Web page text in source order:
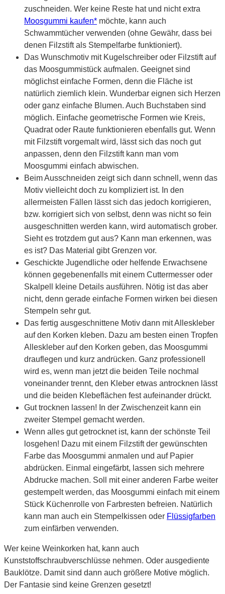
zuschneiden. Wer keine Reste hat und nicht extra
Moosgummi kaufen* möchte, kann auch
Schwammtücher verwenden (ohne Gewähr, dass bei
denen Filzstift als Stempelfarbe funktioniert).
Das Wunschmotiv mit Kugelschreiber oder Filzstift auf
das Moosgummistück aufmalen. Geeignet sind
möglichst einfache Formen, denn die Fläche ist
natürlich ziemlich klein. Wunderbar eignen sich Herzen
oder ganz einfache Blumen. Auch Buchstaben sind
möglich. Einfache geometrische Formen wie Kreis,
Quadrat oder Raute funktionieren ebenfalls gut. Wenn
mit Filzstift vorgemalt wird, lässt sich das noch gut
anpassen, denn den Filzstift kann man vom
Moosgummi einfach abwischen.
Beim Ausschneiden zeigt sich dann schnell, wenn das
Motiv vielleicht doch zu kompliziert ist. In den
allermeisten Fällen lässt sich das jedoch korrigieren,
bzw. korrigiert sich von selbst, denn was nicht so fein
ausgeschnitten werden kann, wird automatisch grober.
Sieht es trotzdem gut aus? Kann man erkennen, was
es ist? Das Material gibt Grenzen vor.
Geschickte Jugendliche oder helfende Erwachsene
können gegebenenfalls mit einem Cuttermesser oder
Skalpell kleine Details ausführen. Nötig ist das aber
nicht, denn gerade einfache Formen wirken bei diesen
Stempeln sehr gut.
Das fertig ausgeschnittene Motiv dann mit Alleskleber
auf den Korken kleben. Dazu am besten einen Tropfen
Alleskleber auf den Korken geben, das Moosgummi
drauflegen und kurz andrücken. Ganz professionell
wird es, wenn man jetzt die beiden Teile nochmal
voneinander trennt, den Kleber etwas antrocknen lässt
und die beiden Klebeflächen fest aufeinander drückt.
Gut trocknen lassen! In der Zwischenzeit kann ein
zweiter Stempel gemacht werden.
Wenn alles gut getrocknet ist, kann der schönste Teil
losgehen! Dazu mit einem Filzstift der gewünschten
Farbe das Moosgummi anmalen und auf Papier
abdrücken. Einmal eingefärbt, lassen sich mehrere
Abdrucke machen. Soll mit einer anderen Farbe weiter
gestempelt werden, das Moosgummi einfach mit einem
Stück Küchenrolle von Farbresten befreien. Natürlich
kann man auch ein Stempelkissen oder Flüssigfarben
zum einfärben verwenden.
Wer keine Weinkorken hat, kann auch
Kunststoffschraubverschlüsse nehmen. Oder ausgediente
Bauklötze. Damit sind dann auch größere Motive möglich.
Der Fantasie sind keine Grenzen gesetzt!